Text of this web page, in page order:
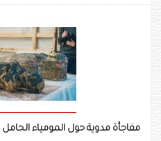
مفاجأة مدوية حول المومياء الحامل